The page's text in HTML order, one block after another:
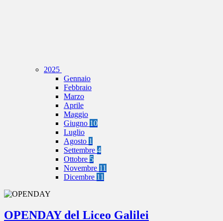
2025
Gennaio
Febbraio
Marzo
Aprile
Maggio
Giugno 10
Luglio
Agosto 1
Settembre 4
Ottobre 5
Novembre 11
Dicembre 11
OPENDAY del Liceo Galilei